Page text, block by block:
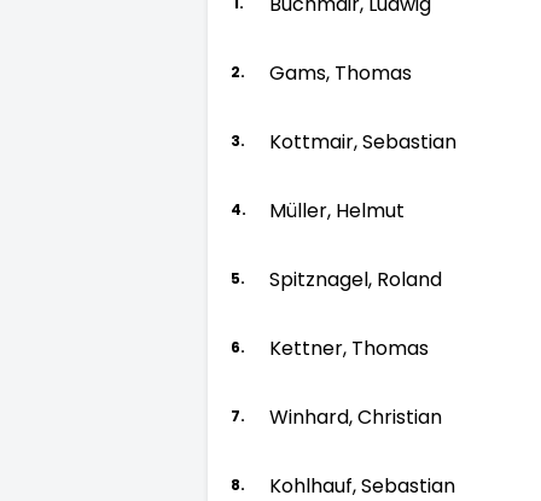
2. Gams, Thomas
3. Kottmair, Sebastian
4. Müller, Helmut
5. Spitznagel, Roland
6. Kettner, Thomas
7. Winhard, Christian
8. Kohlhauf, Sebastian